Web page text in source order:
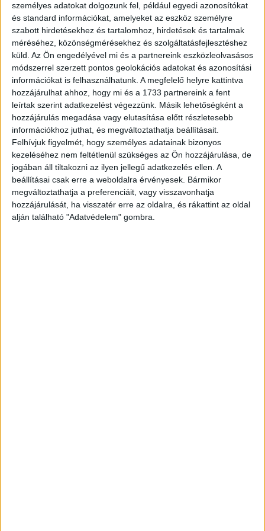
személyes adatokat dolgozunk fel, például egyedi azonosítókat
és standard információkat, amelyeket az eszköz személyre
szabott hirdetésekhez és tartalomhoz, hirdetések és tartalmak
méréséhez, közönségmérésekhez és szolgáltatásfejlesztéshez
küld. Az Ön engedélyével mi és a partnereink eszközleolvasásos
módszerrel szerzett pontos geolokációs adatokat és azonosítási
információkat is felhasználhatunk. A megfelelő helyre kattintva
hozzájárulhat ahhoz, hogy mi és a 1733 partnereink a fent
leírtak szerint adatkezelést végezzünk. Másik lehetőségként a
hozzájárulás megadása vagy elutasítása előtt részletesebb
információkhoz juthat, és megváltoztathatja beállításait.
Felhívjuk figyelmét, hogy személyes adatainak bizonyos
kezeléséhez nem feltétlenül szükséges az Ön hozzájárulása, de
jogában áll tiltakozni az ilyen jellegű adatkezelés ellen. A
beállításai csak erre a weboldalra érvényesek. Bármikor
megváltoztathatja a preferenciáit, vagy visszavonhatja
hozzájárulását, ha visszatér erre az oldalra, és rákattint az oldal
alján található "Adatvédelem" gombra.
helyszín az ötödik iroda világszerte; a szervezet
Mountain View, New York, San Francisco városában és
Koreában már rendelkezik létesítménnyel. A Samsung
NEXT további irodákkal bővül 2017-ben.
„Rendkívül elhivatottak vagyunk, hogy szoros
együttműködést alakítsunk ki innovatív vállalkozásokkal
és a világ startup-ökoszisztémáival” – jelentette ki Emily
Becher, a Samsung NEXT Start ügyvezető igazgatója és a
Samsung NEXT nemzetközi bővítésért felelős
részlegének elnöke. – „A helyi szakértők segítségével
mozdítjuk előre a startup vállalkozások fejlődését és
növekedését.”
A Samsung NEXT nemzetközi bővítésével és az Alap
indulásával egy időben a vállalat nagyszabású